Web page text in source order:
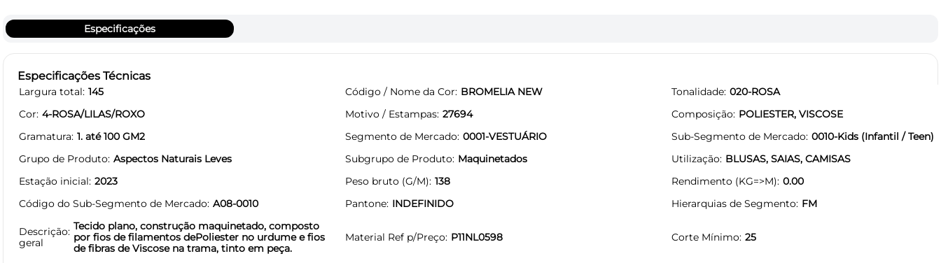
Especificações
Especificações Técnicas
Largura total 145 Código / Nome da Cor BROMELIA NEW Tonalidade 020-ROSA
Cor 4-ROSA/LILAS/ROXO Motivo / Estampas 27694 Composição POLIESTER, VISCOSE
Gramatura 1. até 100 GM2 Segmento de Mercado 0001-VESTUÁRIO Sub-Segmento de Mercado 0010-Kids (Infantil / Teen)
Grupo de Produto Aspectos Naturais Leves Subgrupo de Produto Maquinetados Utilização BLUSAS, SAIAS, CAMISAS
Estação inicial 2023 Peso bruto (G/M) 138 Rendimento (KG=>M) 0.00
Código do Sub-Segmento de Mercado A08-0010 Pantone INDEFINIDO Hierarquias de Segmento FM
Descrição
geral
Tecido plano, construção maquinetado, composto
por fios de filamentos dePoliester no urdume e fios
de fibras de Viscose na trama, tinto em peça.
Material Ref p/Preço P11NL0598 Corte Mínimo 25